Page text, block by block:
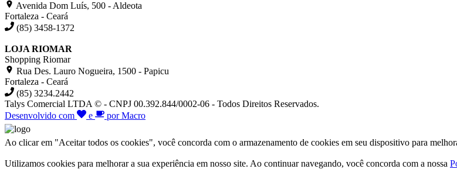
Avenida Dom Luís, 500 - Aldeota
Fortaleza - Ceará
(85) 3458-1372
LOJA RIOMAR
Shopping Riomar
Rua Des. Lauro Nogueira, 1500 - Papicu
Fortaleza - Ceará
(85) 3234.2442
Talys Comercial LTDA © - CNPJ 00.392.844/0002-06 - Todos Direitos Reservados.
Desenvolvido com
e por Macro
Ao clicar em "Aceitar todos os cookies", você concorda com o armazenamento de cookies em seu dispositivo para
Utilizamos cookies para melhorar a sua experiência em nosso site. Ao continuar navegando, você concorda com a nossa